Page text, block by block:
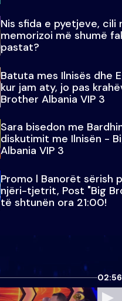
Nis sfida e pyetjeve, cili
memorizoi më shumë
pastat?
Batuta mes Ilnisës dhe
kur jam aty, jo pas
Brother Albania VIP 3
Sara bisedon me
diskutimit me Ilnisën -
Albania VIP 3
Promo l Banorët sërish
njëri-tjetrit, Post "Big
të shtunën ora 21:00!
02:56